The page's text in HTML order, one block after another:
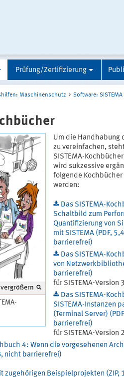
Prüfung/Zertifizierung
Maschinenschutz Software: SISTEMA
Um die Handhabung
zu vereinfachen,
SISTEMA-
wird sukzessive
folgende
werden:
Das SISTEMA-
Schaltbild zum
Quantifizierung von
mit SISTEMA (PDF,
barrierefrei)
Das SISTEMA-
von
barrierefrei)
für SISTEMA-Version 3
Das SISTEMA-
SISTEMA-Instanzen
(Terminal Server)
barrierefrei)
für SISTEMA-Version 2
4: Wenn die vorgesehenen
nicht barrierefrei)
zugehörigen Beispielprojekten (ZIP,